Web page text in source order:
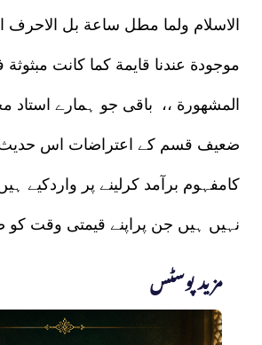
مزید پوسٹس
الاسلام ولما مطل ساعة بل الاحرف
موجودة عندنا قایمة کما کانت
المشھورة ،، باقی جو ہمارے استاد
ضعیف قسم کے اعتراضات اس
کامفہوم برآمد کرلینے پر واردکیے
نہیں ہیں جن پراپنے قیمتی وقت کو